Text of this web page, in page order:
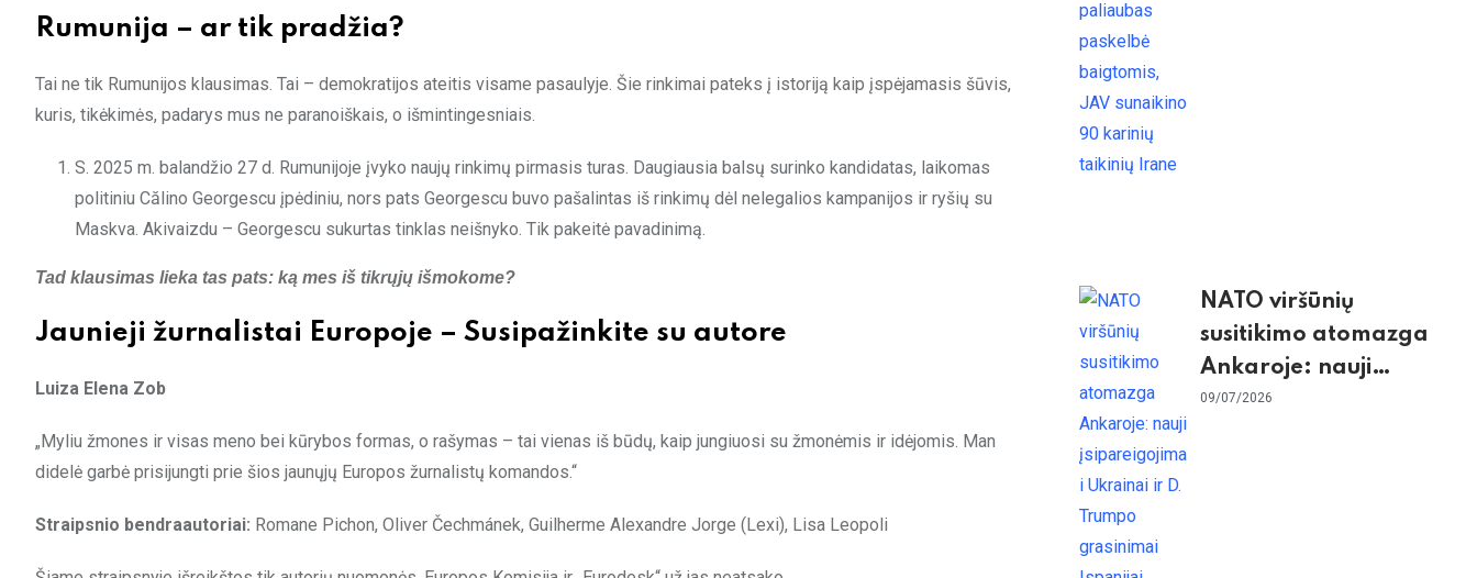
Rumunija – ar tik pradžia?
Tai ne tik Rumunijos klausimas. Tai – demokratijos ateitis visame pasaulyje. Šie rinkimai pateks į istoriją kaip įspėjamasis šūvis,
kuris, tikėkimės, padarys mus ne paranoiškais, o išmintingesniais.
S. 2025 m. balandžio 27 d. Rumunijoje įvyko naujų rinkimų pirmasis turas. Daugiausia balsų surinko kandidatas, laikomas
politiniu Călino Georgescu įpėdiniu, nors pats Georgescu buvo pašalintas iš rinkimų dėl nelegalios kampanijos ir ryšių su
Maskva. Akivaizdu – Georgescu sukurtas tinklas neišnyko. Tik pakeitė pavadinimą.
Tad klausimas lieka tas pats: ką mes iš tikrųjų išmokome?
Jaunieji žurnalistai Europoje – Susipažinkite su autore
Luiza Elena Zob
„Myliu žmones ir visas meno bei kūrybos formas, o rašymas – tai vienas iš būdų, kaip jungiuosi su žmonėmis ir idėjomis. Man
didelė garbė prisijungti prie šios jaunųjų Europos žurnalistų komandos.“
Straipsnio bendraautoriai: Romane Pichon, Oliver Čechmánek, Guilherme Alexandre Jorge (Lexi), Lisa Leopoli
NATO viršūnių
susitikimo atomazga
Ankaroje: nauji
įsipareigojimai
09/07/2026